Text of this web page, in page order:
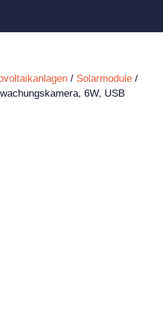
/ Solarmodule /
6W, USB